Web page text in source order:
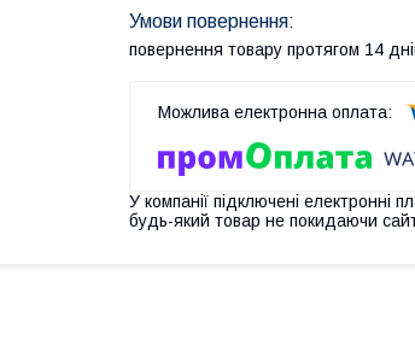
повернення товару протягом 14
У компанії підключені електронні
будь-який товар не покидаючи